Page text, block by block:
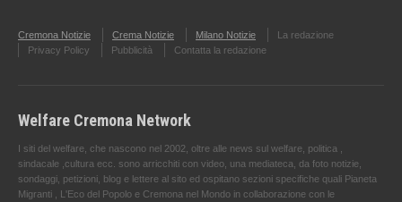
Cremona Notizie Crema Notizie Milano Notizie
La redazione
Privacy Policy
Pubblicità Contatta la redazione
Welfare Cremona Network
I siti del welfare, che nascono nel 2002, oltre alle news sul welfare, politica ,
sindacale ,cultura ecc. sono arricchiti con video, una mediateca, da foto notizie,
sondaggi, petizioni, blog e lettere al sito ed ospitano sezioni specifiche quali Pianeta
Migranti , L'Eco del Popolo e Cremona nel Mondo in collaborazione con le